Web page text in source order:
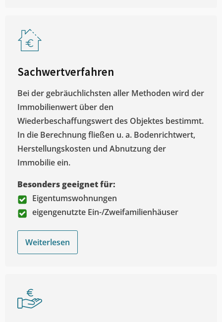
Sachwertverfahren
Bei der gebräuchlichsten aller Methoden wird der
Immobilienwert über den
Wiederbeschaffungswert des Objektes bestimmt.
In die Berechnung fließen u. a. Bodenrichtwert,
Herstellungskosten und Abnutzung der
Immobilie ein.
Besonders geeignet für:
Eigentumswohnungen
eigengenutzte Ein-/Zweifamilienhäuser
Weiterlesen